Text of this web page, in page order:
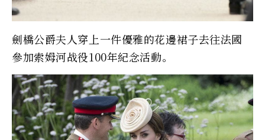
劍橋公爵夫人穿上一件優雅的花邊裙子去往法國
參加索姆河战役100年紀念活動。